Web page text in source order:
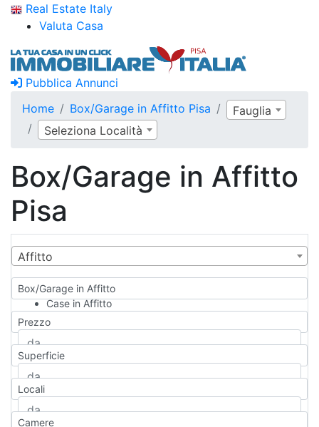
Real Estate Italy
Valuta Casa
Pubblica Annunci
Home
Box/Garage in Affitto Pisa
Fauglia
Seleziona Località
Box/Garage in Affitto
Pisa
Affitto
Box/Garage in Affitto
Case in Affitto
Qualsiasi
Appartamento
Casa indipendente
Casa Semi-indipendente
Attico/Mansarda
Rustico/Casale
Prezzo
Superficie
Locali
Camere